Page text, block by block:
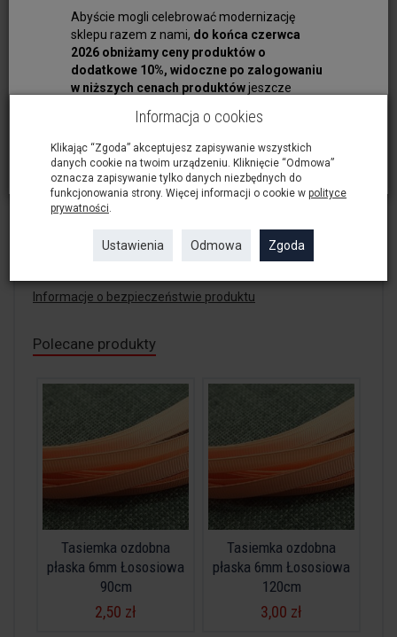
Abyście mogli celebrować modernizację
sklepu razem z nami, do końca czerwca
2026 obniżamy ceny produktów o
dodatkowe 10%, widoczne po zalogowaniu
w niższych cenach produktówjeszcze
do wykorzystania do biżuterii
lub jako element ozdobny
Szerokość - 3mm
Długość - 120cm
Cena za jedną sztukę
Tasiemka ozdobna
do wykorzystania do biżuterii
lub jako element ozdobny
Długość - 120cm
Informacje o bezpieczeństwie produktu
Polecane produkty
Tasiemka ozdobna
płaska 6mm Łososiowa
90cm
2,50 zł
Tasiemka ozdobna
płaska 6mm Łososiowa
120cm
3,00 zł
Informacja o cookies
Klikając “Zgoda” akceptujesz zapisywanie wszystkich
danych cookie na twoim urządzeniu. Kliknięcie “Odmowa”
oznacza zapisywanie tylko danych niezbędnych do
funkcjonowania strony. Więcej informacji o cookie w polityce
prywatności
Ustawienia Odmowa Zgoda